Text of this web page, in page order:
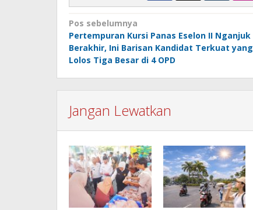
Navigasi
pos
Pos sebelumnya
Pertempuran Kursi Panas Eselon II Nganjuk
Berakhir, Ini Barisan Kandidat Terkuat yang
Lolos Tiga Besar di 4 OPD
Jangan Lewatkan